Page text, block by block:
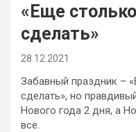
«Еще
сделать»
28.12.2021
Забавный праздник –
сделать», но
Нового года 2 дня, а
все.